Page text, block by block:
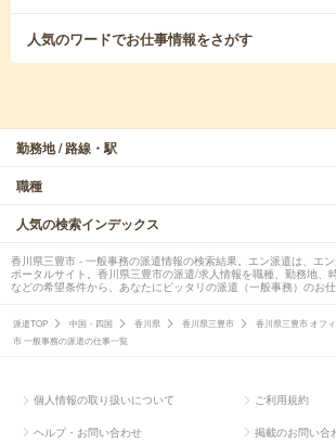
人気のワードでお仕事情報をさがす
勤務地 / 路線・駅
職種
人気の検索インデックス
香川県三豊市 - 一般事務の派遣情報の検索結果。エン派遣は、エ
ポータルサイト。香川県三豊市の派遣/求人情報を職種、勤務地、
などの希望条件から、あなたにピッタリの派遣（一般事務）のお仕
派遣TOP 中国・四国 香川県 香川県三豊市 香川県三豊市 オフ
市 一般事務の派遣の仕事一覧
個人情報の取り扱いについて ご利用規約
ヘルプ・お問い合わせ 掲載のお問い合